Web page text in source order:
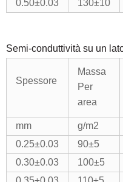
0.50±0.03 130±10
Semi-conduttività su un
Spessore
Massa
Per
area
mm g/m2
0.25±0.03 90±5
0.30±0.03 100±5